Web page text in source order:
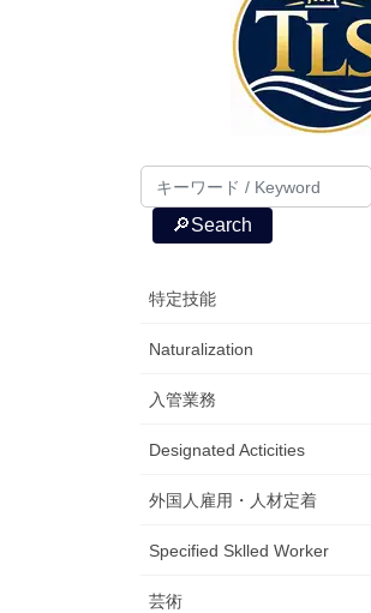
🔎Search
特定技能
Naturalization
入管業務
Designated Acticities
外国人雇用・人材定着
Specified Sklled Worker
芸術